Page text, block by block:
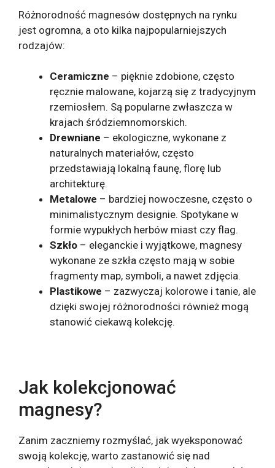
Różnorodność magnesów dostępnych na rynku
jest ogromna, a oto kilka najpopularniejszych
rodzajów:
Ceramiczne – pięknie zdobione, często
ręcznie malowane, kojarzą się z tradycyjnym
rzemiosłem. Są popularne zwłaszcza w
krajach śródziemnomorskich.
Drewniane – ekologiczne, wykonane z
naturalnych materiałów, często
przedstawiają lokalną faunę, florę lub
architekturę.
Metalowe – bardziej nowoczesne, często o
minimalistycznym designie. Spotykane w
formie wypukłych herbów miast czy flag.
Szkło – eleganckie i wyjątkowe, magnesy
wykonane ze szkła często mają w sobie
fragmenty map, symboli, a nawet zdjęcia.
Plastikowe – zazwyczaj kolorowe i tanie, ale
dzięki swojej różnorodności również mogą
stanowić ciekawą kolekcję.
Jak kolekcjonować
magnesy?
Zanim zaczniemy rozmyślać, jak wyeksponować
swoją kolekcję, warto zastanowić się nad